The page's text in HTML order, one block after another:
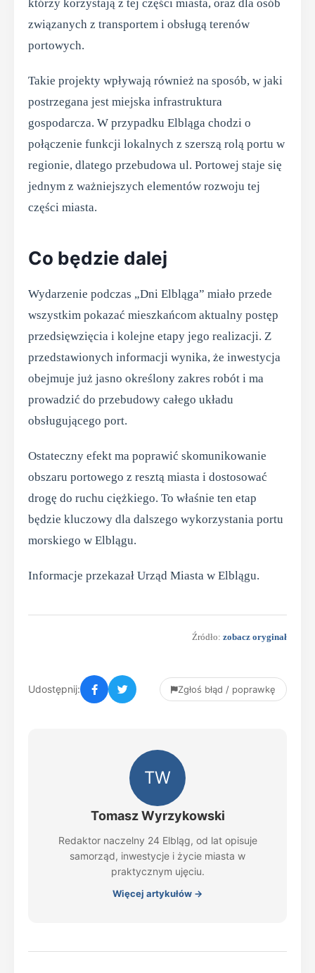
którzy korzystają z tej części miasta, oraz dla osób
związanych z transportem i obsługą terenów
portowych.
Takie projekty wpływają również na sposób, w jaki
postrzegana jest miejska infrastruktura
gospodarcza. W przypadku Elbląga chodzi o
połączenie funkcji lokalnych z szerszą rolą portu w
regionie, dlatego przebudowa ul. Portowej staje się
jednym z ważniejszych elementów rozwoju tej
części miasta.
Co będzie dalej
Wydarzenie podczas „Dni Elbląga” miało przede
wszystkim pokazać mieszkańcom aktualny postęp
przedsięwzięcia i kolejne etapy jego realizacji. Z
przedstawionych informacji wynika, że inwestycja
obejmuje już jasno określony zakres robót i ma
prowadzić do przebudowy całego układu
obsługującego port.
Ostateczny efekt ma poprawić skomunikowanie
obszaru portowego z resztą miasta i dostosować
drogę do ruchu ciężkiego. To właśnie ten etap
będzie kluczowy dla dalszego wykorzystania portu
morskiego w Elblągu.
Informacje przekazał Urząd Miasta w Elblągu.
Źródło: zobacz oryginał
Udostępnij: Zgłoś błąd / poprawkę
TW
Tomasz Wyrzykowski
Redaktor naczelny 24 Elbląg, od lat opisuje
samorząd, inwestycje i życie miasta w
praktycznym ujęciu.
Więcej artykułów →